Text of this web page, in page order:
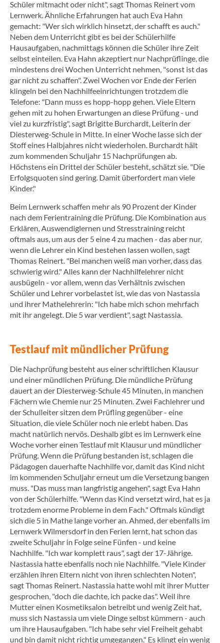
Schüler mitmacht oder nicht", sagt Thomas Reinert vom
Lernwerk. Ähnliche Erfahrungen hat auch Eva Hahn
gemacht: "Wer sich wirklich hinsetzt, der schafft es auch."
Neben dem Unterricht gibt es bei der Schülerhilfe
Hausaufgaben, nachmittags können die Schüler ihre Zeit
selbst einteilen. Eva Hahn akzeptiert nur Nachprüflinge, die
mindestens drei Wochen Unterricht nehmen, "sonst ist das
gar nicht zu schaffen". Zwei Wochen vor Ende der Ferien
klingeln bei den Nachhilfeeinrichtungen trotzdem die
Telefone: "Dann muss es hopp-hopp gehen. Viele Eltern
gehen mit zu hohen Erwartungen an diese Prüfung - und
viel zu kurzfristig", sagt Brigitte Burchardt, Leiterin der
Diesterweg-Schule in Mitte. In einer Woche lasse sich der
Stoff eines Halbjahres nicht wiederholen. Burchardt hält
zum kommenden Schuljahr 15 Nachprüfungen ab.
Höchstens ein Drittel der Schüler besteht, schätzt sie. "Die
Erfolgsquoten sind gering. Damit überfordert man viele
Kinder."
Beim Lernwerk schaffen mehr als 90 Prozent der Kinder
nach dem Ferientraining die Prüfung. Die Kombination aus
Erklären, Auswendiglernen und Stresstraining reicht
oftmals aus, um aus der 5 eine 4 zu machen - das aber nur,
wenn die Lehrer ein Kind bestehen lassen wollen, sagt
Thomas Reinert. "Bei manchen weiß man vorher, dass das
schwierig wird." Alles kann der Nachhilfelehrer nicht
ausbügeln - vor allem, wenn das Verhältnis zwischen
Schüler und Lehrer vorbelastet ist, wie das von Nastassia
und ihrer Mathelehrerin: "Ich habe mich schon mehrfach
mit ihr angelegt. Die 5 war verdient", sagt Nastassia.
Testlauf mit mündlicher Prüfung
Die Nachprüfung besteht aus einer schriftlichen Klausur
und einer mündlichen Prüfung. Die mündliche Prüfung
dauert an der Diesterweg-Schule 45 Minuten, in manchen
Fächern wie Chemie nur 25 Minuten. Zwei Fachlehrer und
der Schulleiter sitzen dem Prüfling gegenüber - eine
Situation, die viele Schüler noch nie erlebt haben. Das
macht natürlich nervös. Deshalb gibt es im Lernwerk eine
Woche vorher einen Testlauf mit Klausur und mündlicher
Prüfung. Wenn die Prüfung bestanden ist, schlagen die
Pädagogen dauerhafte Nachhilfe vor, damit das Kind nicht
im kommenden Schuljahr erneut um die Versetzung bangen
muss. "Das muss man langfristig angehen", sagt Eva Hahn
von der Schülerhilfe. "Wenn das Kind versetzt wird, hat es ja
trotzdem enorme Probleme in dem Fach." Oftmals kündigt
sich die 5 in Mathe lange vorher an. Ahmed, der ebenfalls im
Lernwerk Wilmersdorf in den Ferien lernt, hat schon das
zweite Schuljahr in Folge seine Fünfen - und keine
Nachhilfe. "Ich war komplett raus", sagt der 17-Jährige.
Nastassia hatte ebenfalls noch nie Nachhilfe. "Viele Kinder
erzählen ihren Eltern nicht von ihren schlechten Noten",
sagt Thomas Reinert. Nastassia hatte wohl mit ihrer Mutter
gesprochen, "doch die dachte, ich packe das". Weil ihre
Mutter einen Kosmetiksalon betreibt und wenig Zeit hat,
muss sich Nastassia um viele Dinge selbst kümmern - auch
um ihre Hausaufgaben. "Ich habe sehr viel Freiheit gehabt
und bin damit nicht richtig umgegangen." Es klingt ein wenig